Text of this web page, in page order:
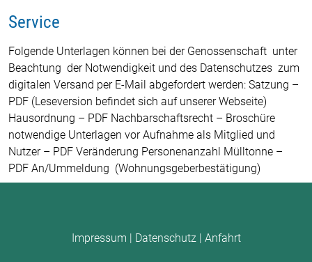
Service
Folgende Unterlagen können bei der Genossenschaft unter
Beachtung der Notwendigkeit und des Datenschutzes zum
digitalen Versand per E-Mail abgefordert werden: Satzung –
PDF (Leseversion befindet sich auf unserer Webseite)
Hausordnung – PDF Nachbarschaftsrecht – Broschüre
notwendige Unterlagen vor Aufnahme als Mitglied und
Nutzer – PDF Veränderung Personenanzahl Mülltonne –
PDF An/Ummeldung (Wohnungsgeberbestätigung)
Impressum | Datenschutz| Anfahrt